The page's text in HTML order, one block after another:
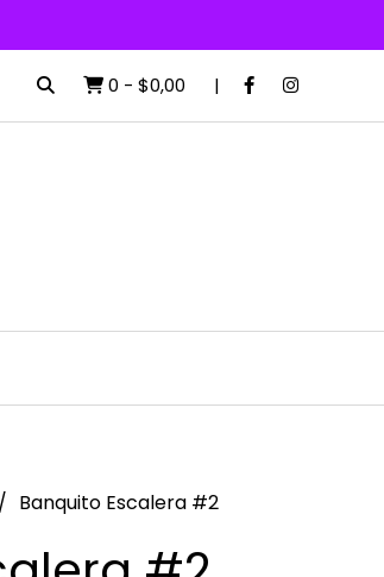
0 - $0,00
Banquito Escalera #2